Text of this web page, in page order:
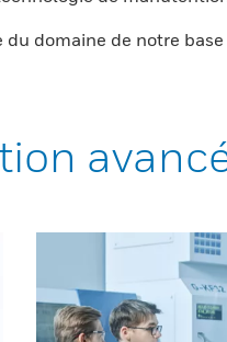
domaine de notre